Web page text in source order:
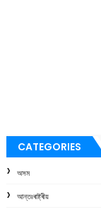
CATEGORIES
অসম
আন্তঃৰাষ্ট্ৰীয়